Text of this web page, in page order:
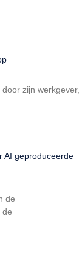
zijn werkgever,
AI geproduceerde
de
de